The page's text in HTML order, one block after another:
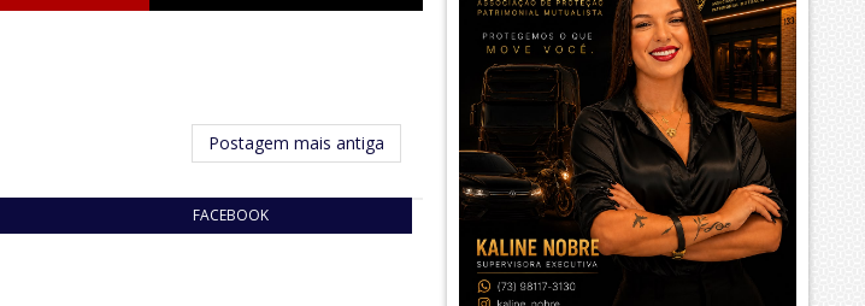
Postagem mais antiga
FACEBOOK